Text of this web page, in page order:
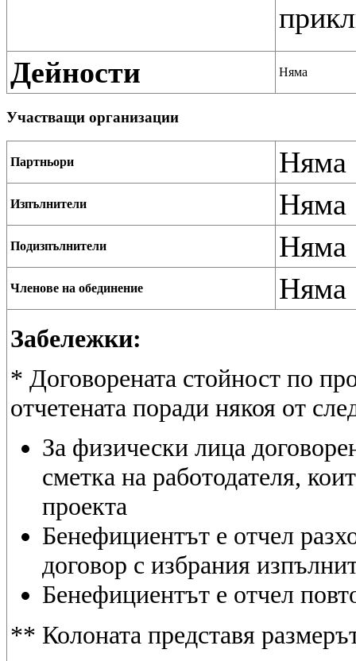
Дейности Няма
Участващи организации
Партньори Няма
Изпълнители Няма
Подизпълнители Няма
Членове на обединение Няма
Забележки:
* Договорената стойност по
отчетената поради някоя от
За физически лица
сметка на работодателя,
проекта
Бенефициентът е отчел
договор с избрания
Бенефициентът е отчел
** Колоната представя